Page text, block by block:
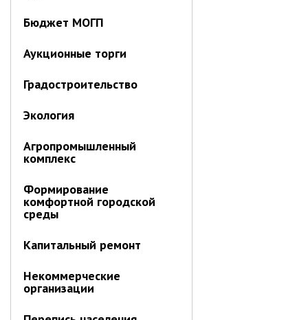
Бюджет МОГП
Аукционные торги
Градостроительство
Экология
Агропромышленный
комплекс
Формирование
комфортной городской
среды
Капитальный ремонт
Некоммерческие
организации